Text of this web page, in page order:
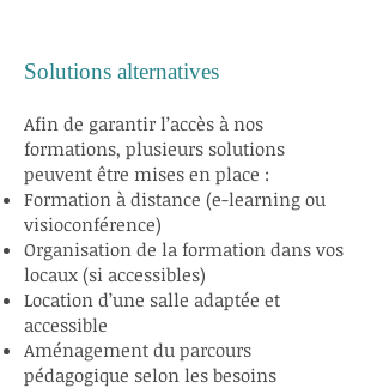
Solutions alternatives
Afin de garantir l’accès à nos
formations, plusieurs solutions
peuvent être mises en place :
Formation à distance (e-learning ou
visioconférence)
Organisation de la formation dans vos
locaux (si accessibles)
Location d’une salle adaptée et
accessible
Aménagement du parcours
pédagogique selon les besoins